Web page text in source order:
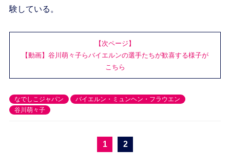
験している。
【次ページ】
【動画】谷川萌々子らバイエルンの選手たちが歓喜する様子が
こちら
なでしこジャパン
バイエルン・ミュンヘン・フラウエン
谷川萌々子
1 2